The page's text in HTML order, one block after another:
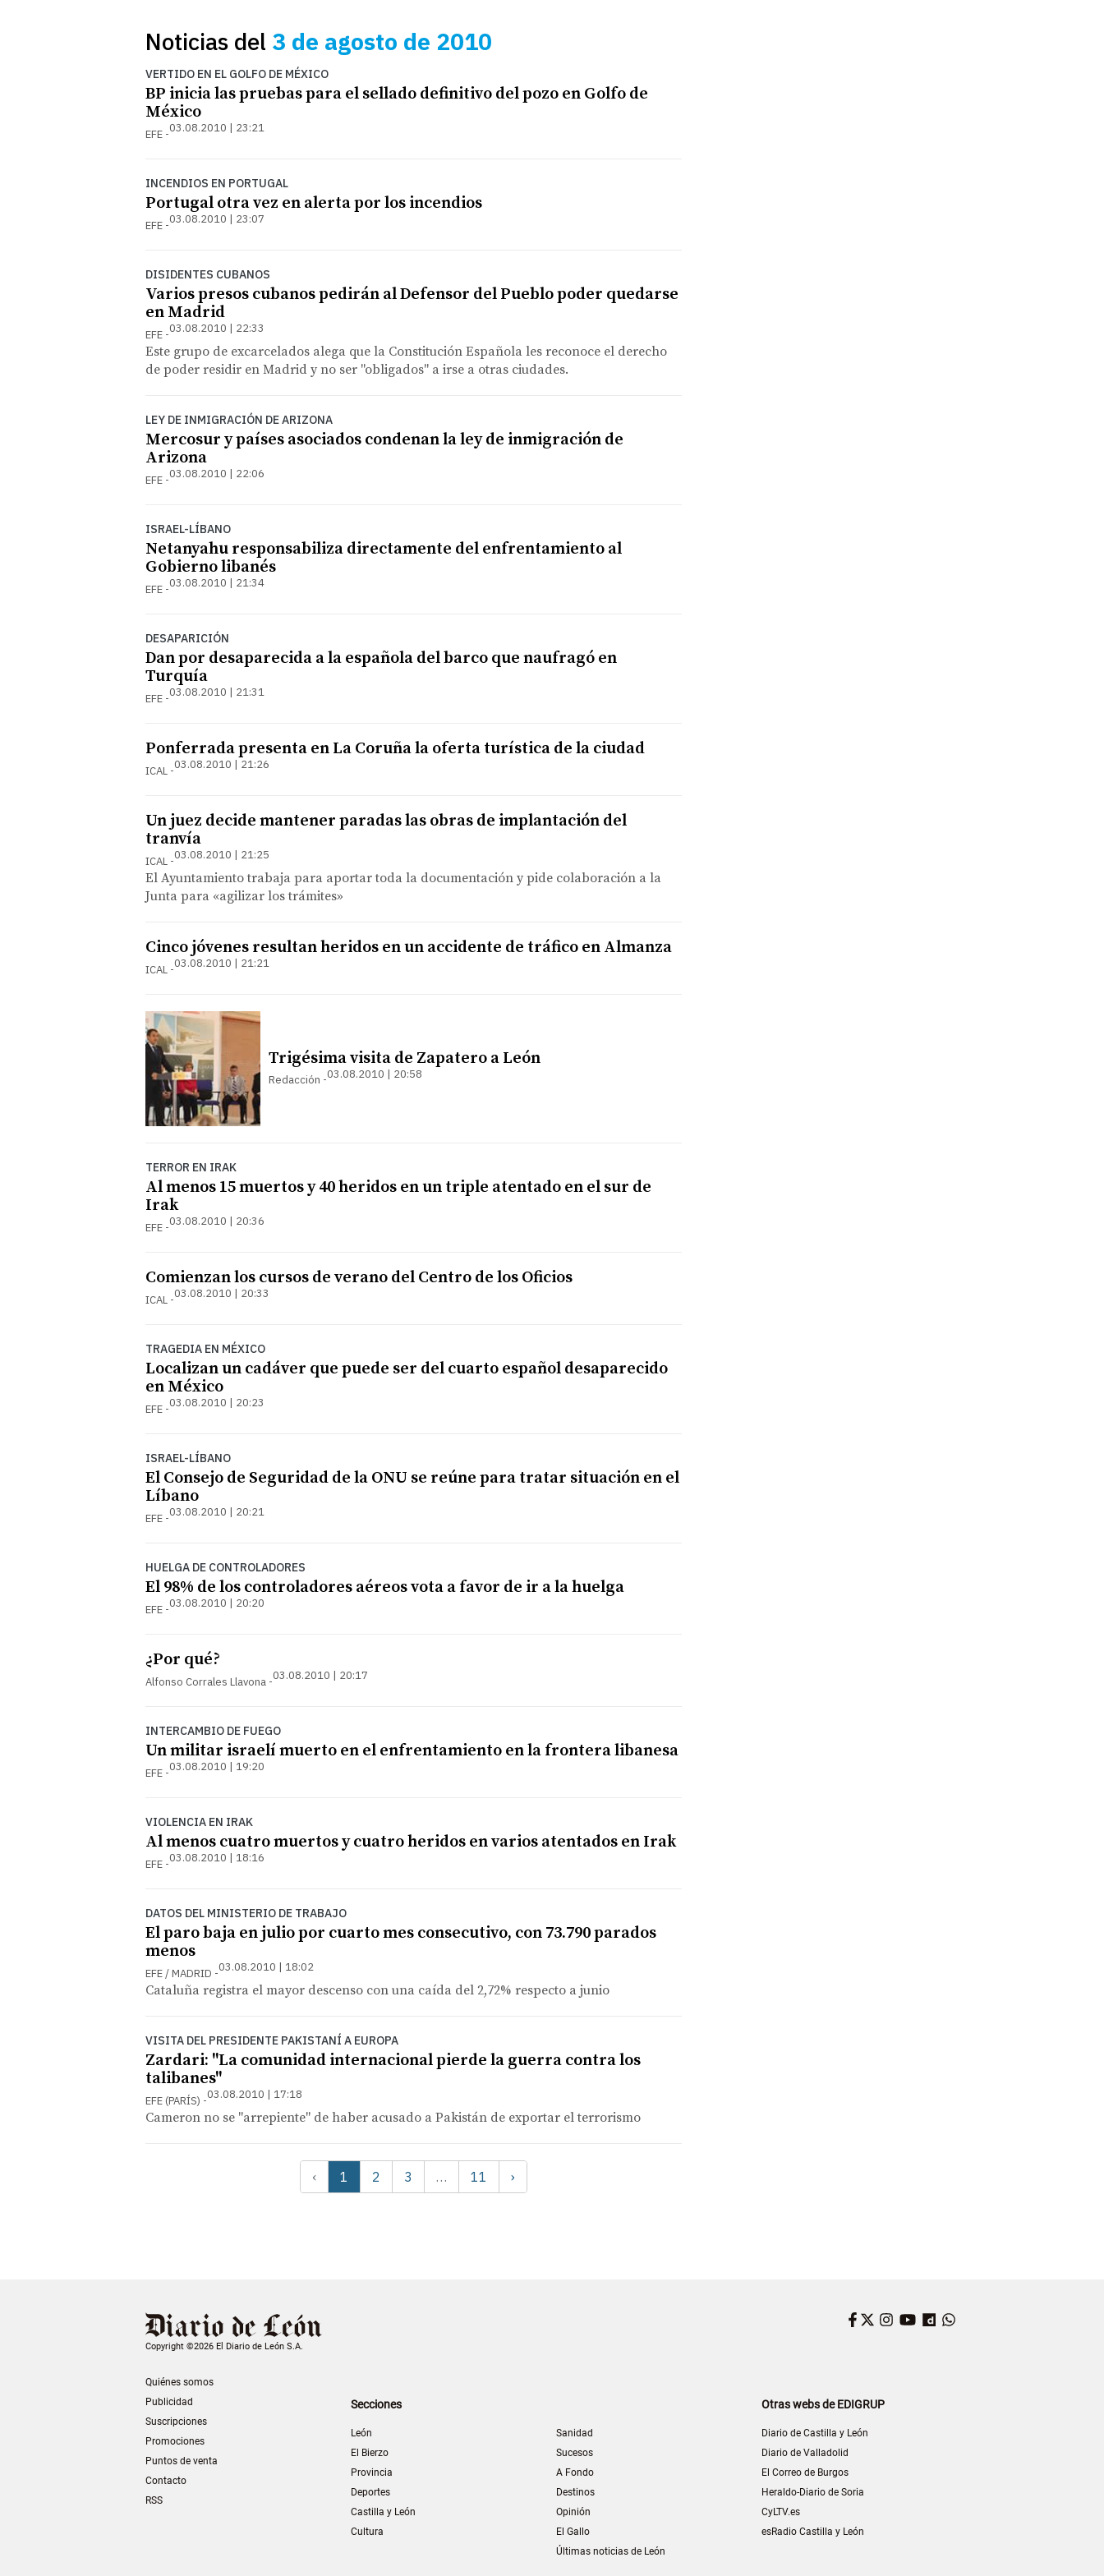
Noticias del 3 de agosto de 2010
VERTIDO EN EL GOLFO DE MÉXICO
BP inicia las pruebas para el sellado definitivo del pozo en Golfo de
México
EFE 03.08.2010 | 23:21
INCENDIOS EN PORTUGAL
Portugal otra vez en alerta por los incendios
EFE 03.08.2010 | 23:07
DISIDENTES CUBANOS
Varios presos cubanos pedirán al Defensor del Pueblo poder quedarse
en Madrid
EFE 03.08.2010 | 22:33
Este grupo de excarcelados alega que la Constitución Española les reconoce el derecho
de poder residir en Madrid y no ser "obligados" a irse a otras ciudades.
LEY DE INMIGRACIÓN DE ARIZONA
Mercosur y países asociados condenan la ley de inmigración de
Arizona
EFE 03.08.2010 | 22:06
ISRAEL-LÍBANO
Netanyahu responsabiliza directamente del enfrentamiento al
Gobierno libanés
EFE 03.08.2010 | 21:34
DESAPARICIÓN
Dan por desaparecida a la española del barco que naufragó en
Turquía
EFE 03.08.2010 | 21:31
Ponferrada presenta en La Coruña la oferta turística de la ciudad
ICAL 03.08.2010 | 21:26
Un juez decide mantener paradas las obras de implantación del
tranvía
ICAL 03.08.2010 | 21:25
El Ayuntamiento trabaja para aportar toda la documentación y pide colaboración a la
Junta para «agilizar los trámites»
Cinco jóvenes resultan heridos en un accidente de tráfico en Almanza
ICAL 03.08.2010 | 21:21
Trigésima visita de Zapatero a León
Redacción 03.08.2010 | 20:58
TERROR EN IRAK
Al menos 15 muertos y 40 heridos en un triple atentado en el sur de
Irak
EFE 03.08.2010 | 20:36
Comienzan los cursos de verano del Centro de los Oficios
ICAL 03.08.2010 | 20:33
TRAGEDIA EN MÉXICO
Localizan un cadáver que puede ser del cuarto español desaparecido
en México
EFE 03.08.2010 | 20:23
ISRAEL-LÍBANO
El Consejo de Seguridad de la ONU se reúne para tratar situación en el
Líbano
EFE 03.08.2010 | 20:21
HUELGA DE CONTROLADORES
El 98% de los controladores aéreos vota a favor de ir a la huelga
EFE 03.08.2010 | 20:20
¿Por qué?
Alfonso Corrales Llavona 03.08.2010 | 20:17
INTERCAMBIO DE FUEGO
Un militar israelí muerto en el enfrentamiento en la frontera libanesa
EFE 03.08.2010 | 19:20
VIOLENCIA EN IRAK
Al menos cuatro muertos y cuatro heridos en varios atentados en Irak
EFE 03.08.2010 | 18:16
DATOS DEL MINISTERIO DE TRABAJO
El paro baja en julio por cuarto mes consecutivo, con 73.790 parados
menos
EFE / MADRID 03.08.2010 | 18:02
Cataluña registra el mayor descenso con una caída del 2,72% respecto a junio
VISITA DEL PRESIDENTE PAKISTANÍ A EUROPA
Zardari: "La comunidad internacional pierde la guerra contra los
talibanes"
EFE (PARÍS) 03.08.2010 | 17:18
Cameron no se "arrepiente" de haber acusado a Pakistán de exportar el terrorismo
‹ 1 2 3 … 11 ›
Copyright ©2026 El Diario de León S.A.
Quiénes somos
Publicidad
Suscripciones
Promociones
Puntos de venta
Contacto
RSS
Facebook
Twitter
Instagram
YouTube
Dailymotion
Secciones
León
El Bierzo
Provincia
Deportes
Castilla y León
Cultura
Sanidad
Sucesos
A Fondo
Destinos
Opinión
El Gallo
Últimas noticias de León
Otras webs de EDIGRUP
Diario de Castilla y León
Diario de Valladolid
El Correo de Burgos
Heraldo-Diario de Soria
CyLTV.es
esRadio Castilla y León